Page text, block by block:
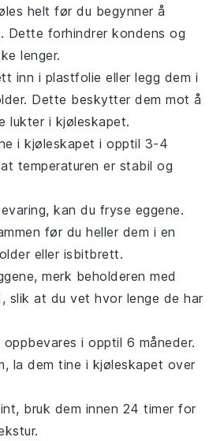
helt før du begynner å
Dette forhindrer kondens og
lenger.
inn i plastfolie eller legg dem i
Dette beskytter dem mot å
lukter i kjøleskapet.
i kjøleskapet i opptil 3-4
temperaturen er stabil og
kan du fryse eggene.
før du heller dem i en
eller isbitbrett.
merk beholderen med
slik at du vet hvor lenge de har
i opptil 6 måneder.
la dem tine i kjøleskapet over
bruk dem innen 24 timer for